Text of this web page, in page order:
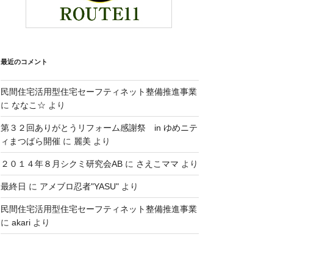
最近のコメント
民間住宅活用型住宅セーフティネット整備推進事業
に ななこ☆ より
第３２回ありがとうリフォーム感謝祭 in ゆめニテ
ィまつばら開催に 麗美 より
２０１４年８月シクミ研究会ABに さえこママ より
最終日 に アメブロ忍者"YASU"より
民間住宅活用型住宅セーフティネット整備推進事業
に akariより